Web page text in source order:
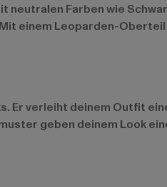
Farben wie
einem Leoparden-
verleiht deinem Outfit
geben deinem Look